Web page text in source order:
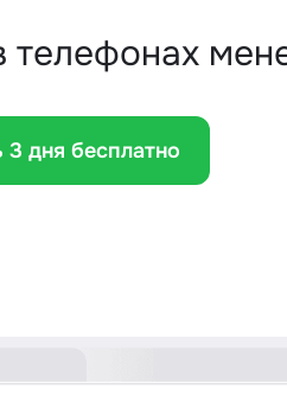
телефонах
дня бесплатно